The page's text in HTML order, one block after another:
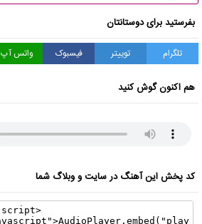
بفرستید برای دوستانتان
تلگرام توییتر فیسبوک واتس آپ
هم اکنون گوش کنید
کد پخش این آهنگ در سایت و وبلاگ شما